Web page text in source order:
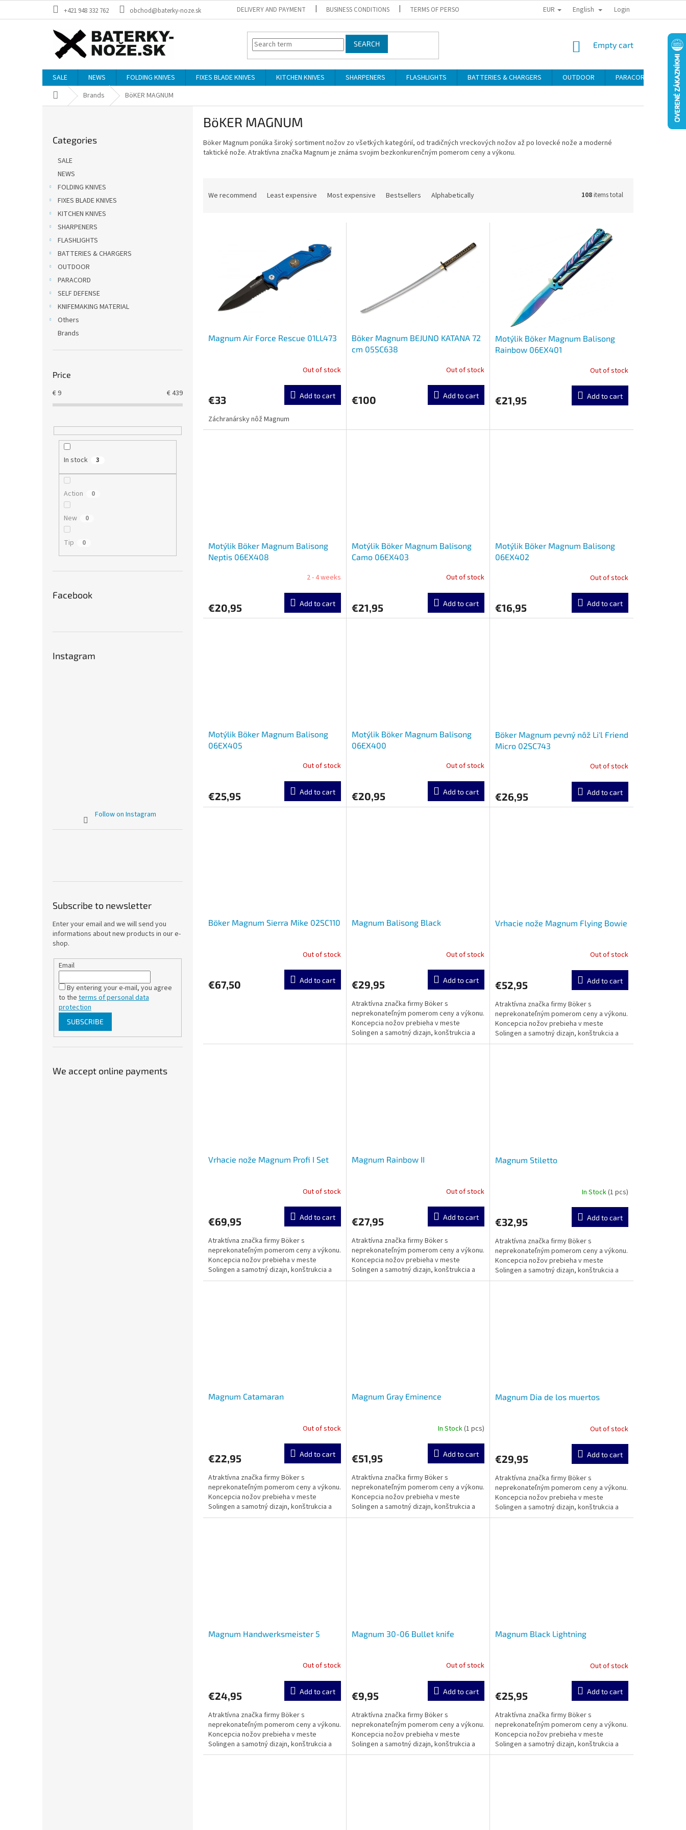
+421 948 332 762 obchod@baterky-noze.sk DELIVERY AND PAYMENT BUSINESS CONDITIONS TERMS OF PERSONAL DATA PROTECTION RETURN POLICY COMPLAINT CONDITIONS
EUR English Login
SEARCH
SHOPPING
Empty cart
SALE NEWS FOLDING KNIVES FIXES BLADE KNIVES KITCHEN KNIVES SHARPENERS FLASHLIGHTS BATTERIES & CHARGERS OUTDOOR PARACORD
Home Brands BöKER MAGNUM
categories
Categories
SALE
NEWS
FOLDING KNIVES
FIXES BLADE KNIVES
KITCHEN KNIVES
SHARPENERS
FLASHLIGHTS
BATTERIES & CHARGERS
OUTDOOR
PARACORD
SELF DEFENSE
KNIFEMAKING MATERIAL
Others
Brands
Price
€9 €439
In stock 3
Action 0
New 0
Tip 0
Facebook
Instagram
Follow on Instagram
Subscribe to newsletter
Enter your email and we will send you
informations about new products in our e-
shop.
Email
By entering your e-mail, you agree
to theterms of personal data
protection
SUBSCRIBE
We accept online payments
BöKER MAGNUM
Böker Magnum ponúka široký sortiment nožov zo všetkých kategórií, od tradičných vreckových nožov až po lovecké nože a moderné
taktické nože. Atraktívna značka Magnum je známa svojim bezkonkurenčným pomerom ceny a výkonu.
We recommend Least expensive Most expensive Bestsellers Alphabetically 108items total
Magnum Air Force Rescue 01LL473
Out of stock
€33 Add to cart
Záchranársky nôž Magnum
Böker Magnum BEJUNO KATANA 72
cm 05SC638
Out of stock
€100 Add to cart
Motýlik Böker Magnum Balisong
Rainbow 06EX401
Out of stock
€21,95 Add to cart
Motýlik Böker Magnum Balisong
Neptis 06EX408
2 - 4 weeks
€20,95 Add to cart
Motýlik Böker Magnum Balisong
Camo 06EX403
Out of stock
€21,95 Add to cart
Motýlik Böker Magnum Balisong
06EX402
Out of stock
€16,95 Add to cart
Motýlik Böker Magnum Balisong
06EX405
Out of stock
€25,95 Add to cart
Motýlik Böker Magnum Balisong
06EX400
Out of stock
€20,95 Add to cart
Böker Magnum pevný nôž Li'l Friend
Micro 02SC743
Out of stock
€26,95 Add to cart
Böker Magnum Sierra Mike 02SC110
Out of stock
€67,50 Add to cart
Magnum Balisong Black
Out of stock
€29,95 Add to cart
Atraktívna značka firmy Böker s
neprekonateľným pomerom ceny a výkonu.
Koncepcia nožov prebieha v meste
Solingen a samotný dizajn, konštrukcia a
výroba sa realizuje v zámorí....
Vrhacie nože Magnum Flying Bowie
Out of stock
€52,95 Add to cart
Atraktívna značka firmy Böker s
neprekonateľným pomerom ceny a výkonu.
Koncepcia nožov prebieha v meste
Solingen a samotný dizajn, konštrukcia a
výroba sa realizuje v zámorí....
Vrhacie nože Magnum Profi I Set
Out of stock
€69,95 Add to cart
Atraktívna značka firmy Böker s
neprekonateľným pomerom ceny a výkonu.
Koncepcia nožov prebieha v meste
Solingen a samotný dizajn, konštrukcia a
výroba sa realizuje v zámorí....
Magnum Rainbow II
Out of stock
€27,95 Add to cart
Atraktívna značka firmy Böker s
neprekonateľným pomerom ceny a výkonu.
Koncepcia nožov prebieha v meste
Solingen a samotný dizajn, konštrukcia a
výroba sa realizuje v zámorí....
Magnum Stiletto
In Stock(1 pcs)
€32,95 Add to cart
Atraktívna značka firmy Böker s
neprekonateľným pomerom ceny a výkonu.
Koncepcia nožov prebieha v meste
Solingen a samotný dizajn, konštrukcia a
výroba sa realizuje v zámorí....
Magnum Catamaran
Out of stock
€22,95 Add to cart
Atraktívna značka firmy Böker s
neprekonateľným pomerom ceny a výkonu.
Koncepcia nožov prebieha v meste
Solingen a samotný dizajn, konštrukcia a
výroba sa realizuje v zámorí....
Magnum Gray Eminence
In Stock(1 pcs)
€51,95 Add to cart
Atraktívna značka firmy Böker s
neprekonateľným pomerom ceny a výkonu.
Koncepcia nožov prebieha v meste
Solingen a samotný dizajn, konštrukcia a
výroba sa realizuje v zámorí....
Magnum Dia de los muertos
Out of stock
€29,95 Add to cart
Atraktívna značka firmy Böker s
neprekonateľným pomerom ceny a výkonu.
Koncepcia nožov prebieha v meste
Solingen a samotný dizajn, konštrukcia a
výroba sa realizuje v zámorí....
Magnum Handwerksmeister 5
Out of stock
€24,95 Add to cart
Atraktívna značka firmy Böker s
neprekonateľným pomerom ceny a výkonu.
Koncepcia nožov prebieha v meste
Solingen a samotný dizajn, konštrukcia a
výroba sa realizuje v zámorí....
Magnum 30-06 Bullet knife
Out of stock
€9,95 Add to cart
Atraktívna značka firmy Böker s
neprekonateľným pomerom ceny a výkonu.
Koncepcia nožov prebieha v meste
Solingen a samotný dizajn, konštrukcia a
výroba sa realizuje v zámorí....
Magnum Black Lightning
Out of stock
€25,95 Add to cart
Atraktívna značka firmy Böker s
neprekonateľným pomerom ceny a výkonu.
Koncepcia nožov prebieha v meste
Solingen a samotný dizajn, konštrukcia a
výroba sa realizuje v zámorí....